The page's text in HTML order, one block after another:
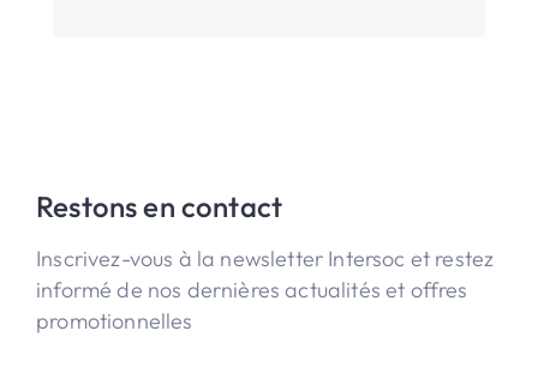
Restons en contact
Inscrivez-vous à la newsletter Intersoc et restez
informé de nos dernières actualités et offres
promotionnelles